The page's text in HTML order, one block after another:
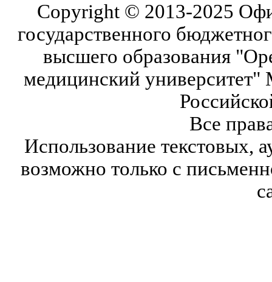
Copyright © 2013-2025
государственного
высшего образования
медицинский университет"
Все
Использование текстовых,
возможно только с